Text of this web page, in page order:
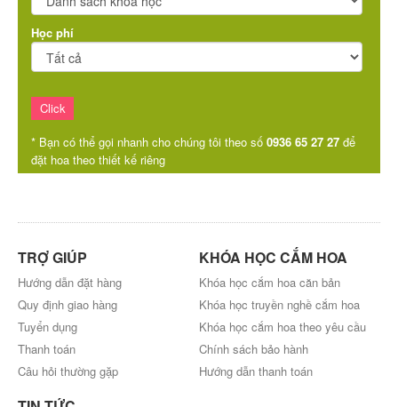
Học phí
* Bạn có thể gọi nhanh cho chúng tôi theo số 0936 65 27 27 để
đặt hoa theo thiết kế riêng
TRỢ GIÚP
Hướng dẫn đặt hàng
Quy định giao hàng
Tuyển dụng
Thanh toán
Câu hỏi thường gặp
KHÓA HỌC CẮM HOA
Khóa học cắm hoa căn bản
Khóa học truyền nghề cắm hoa
Khóa học cắm hoa theo yêu cầu
Chính sách bảo hành
Hướng dẫn thanh toán